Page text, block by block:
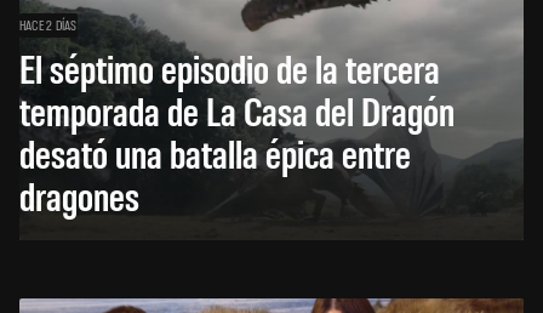
HACE 2 DÍAS
El séptimo episodio de la tercera
temporada de La Casa del Dragón
desató una batalla épica entre
dragones